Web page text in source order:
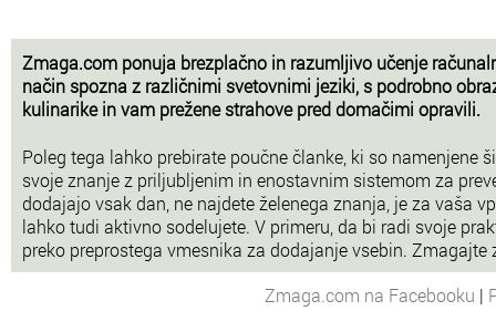
Zmaga.com ponuja brezplačno in razumljivo učenje
način spozna z različnimi svetovnimi jeziki, s podrobno
kulinarike in vam prežene strahove pred domačimi opravili.
Poleg tega lahko prebirate poučne članke, ki so namenjene
svoje znanje z priljubljenim in enostavnim sistemom za
dodajajo vsak dan, ne najdete želenega znanja, je za vaša
lahko tudi aktivno sodelujete. V primeru, da bi radi svoje
preko preprostega vmesnika za dodajanje vsebin.
Zmaga.com na Facebooku |